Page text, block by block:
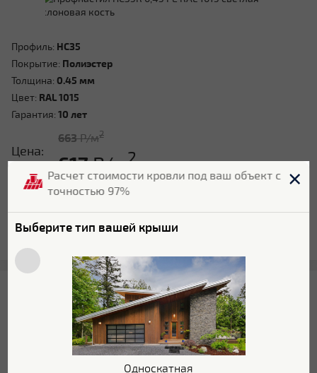
Профиль: HC35
Покрытие: Полиэстер
Толщина: 0.45 мм
Цвет: RAL 1015
Гарантия: 10 лет
Цена:
663Р/м2
617Р/м2
В КОРЗИНУ
ЗАПРОСИТЬ КП
Сравнить
RAL 6002 35416
Расчет стоимости кровли под ваш объект с
точностью 97%
Выберите тип вашей крыши
Односкатная